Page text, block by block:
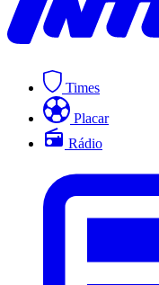
Times
Placar
Rádio